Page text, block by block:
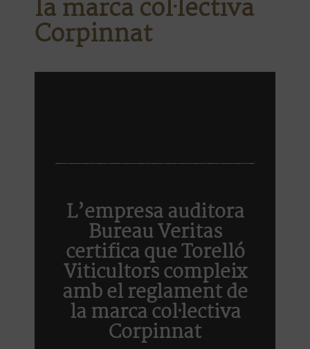
la marca col·lectiva
Corpinnat
L’empresa auditora
Bureau Veritas
certifica que Torelló
Viticultors compleix
amb el reglament de
la marca col·lectiva
Corpinnat